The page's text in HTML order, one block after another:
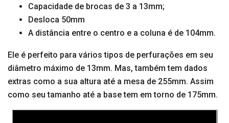
Capacidade de brocas de 3 a 13mm;
Desloca 50mm
A distância entre o centro e a coluna é de 104mm.
Ele é perfeito para vários tipos de perfurações em seu
diâmetro máximo de 13mm. Mas, também tem dados
extras como a sua altura até a mesa de 255mm. Assim
como seu tamanho até a base tem em torno de 175mm.